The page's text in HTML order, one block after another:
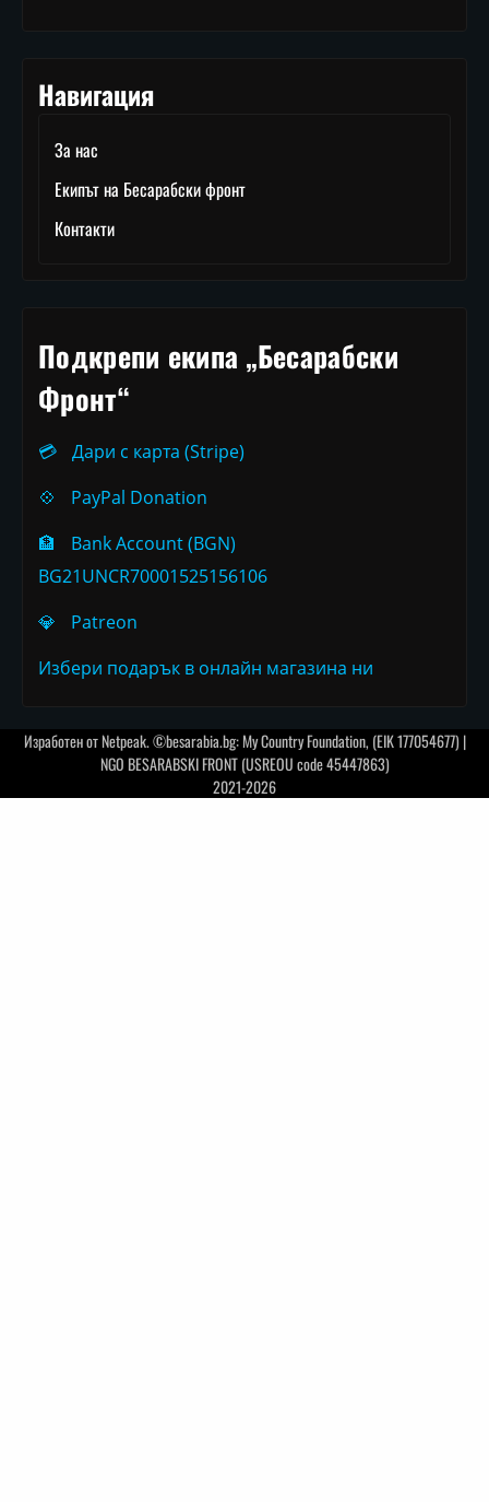
Навигация
За нас
Екипът на Бесарабски фронт
Контакти
Подкрепи екипа „Бесарабски
Фронт“
💳
Дари с карта (Stripe)
💠
PayPal Donation
🏦
Bank Account (BGN)
BG21UNCR70001525156106
💎
Patreon
Избери подарък в онлайн магазина ни
Изработен отNetpeak. ©besarabia.bg: My Country Foundation, (EIK 177054677) |
NGO BESARABSKI FRONT (USREOU code 45447863)
2021-2026